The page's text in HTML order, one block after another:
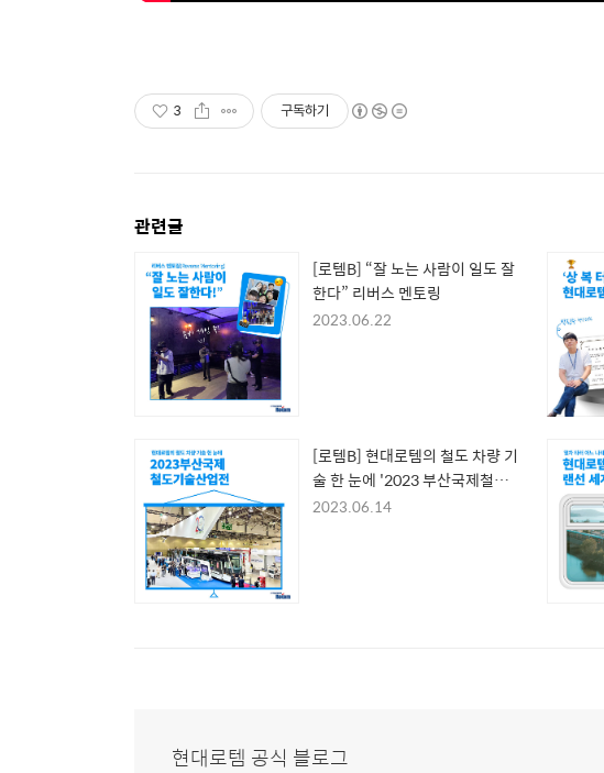
3 구독하기
관련글
[로템B] “잘 노는 사람이 일도 잘
한다” 리버스 멘토링
2023.06.22
[로템B] 현대로템의 철도 차량 기
술 한 눈에 '2023 부산국제철도
기술산업전'
2023.06.14
현대로템 공식 블로그